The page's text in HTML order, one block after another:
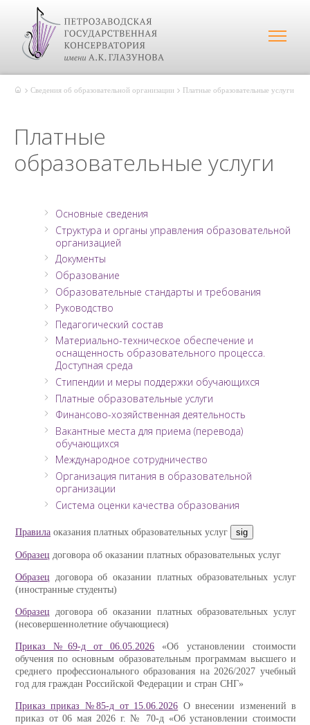
Сведения об образовательной организации Платные образовательные услуги
Платные
образовательные услуги
Основные сведения
Структура и органы управления образовательной
организацией
Документы
Образование
Образовательные стандарты и требования
Руководство
Педагогический состав
Материально-техническое обеспечение и
оснащенность образовательного процесса.
Доступная среда
Стипендии и меры поддержки обучающихся
Платные образовательные услуги
Финансово-хозяйственная деятельность
Вакантные места для приема (перевода)
обучающихся
Международное сотрудничество
Организация питания в образовательной
организации
Система оценки качества образования
Правила оказания платных образовательных услуг sig
Образец договора об оказании платных образовательных услуг
Образец договора об оказании платных образовательных услуг
(иностранные студенты)
Образец договора об оказании платных образовательных услуг
(несовершеннолетние обучающиеся)
Приказ №69-д от 06.05.2026 «Об установлении стоимости
обучения по основным образовательным программам высшего и
среднего профессионального образования на 2026/2027 учебный
год для граждан Российской Федерации и стран СНГ»
Приказ приказ №85-д от 15.06.2026 О внесении изменений в
приказ от 06 мая 2026 г. № 70-д «Об установлении стоимости